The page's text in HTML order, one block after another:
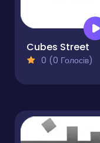
Cubes Street
0 (0 Голосів)